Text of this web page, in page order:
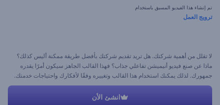
تم إنشاء هذا الفيديو المسبق باستخدام
ترويج العمل
لا تقلل من أهمية شركتك. هل تريد تقديم شركتك بأفضل طريقة ممكنة أليس كذلك؟
ماذا عن صنع فيديو أنيميشن تفاعلي جذاب؟ فهذا القالب الجاهز سيكون أمرًا يقدره
جمهورك. لذلك يمكنك استخدام هذا القالب وتغييره وفقًا لأفكارك واحتياجات خدمتك.
انشئ الأن